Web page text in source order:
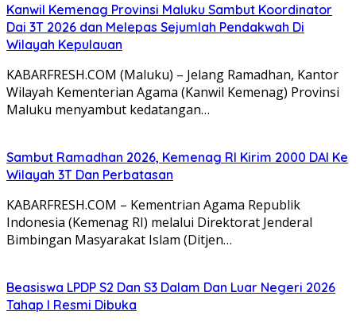
Kanwil Kemenag Provinsi Maluku Sambut Koordinator
Dai 3T 2026 dan Melepas Sejumlah Pendakwah Di
Wilayah Kepulauan
KABARFRESH.COM (Maluku) – Jelang Ramadhan, Kantor
Wilayah Kementerian Agama (Kanwil Kemenag) Provinsi
Maluku menyambut kedatangan…
Sambut Ramadhan 2026, Kemenag RI Kirim 2000 DAI Ke
Wilayah 3T Dan Perbatasan
KABARFRESH.COM – Kementrian Agama Republik
Indonesia (Kemenag RI) melalui Direktorat Jenderal
Bimbingan Masyarakat Islam (Ditjen…
Beasiswa LPDP S2 Dan S3 Dalam Dan Luar Negeri 2026
Tahap I Resmi Dibuka